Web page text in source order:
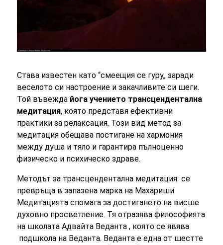
Става известен като “смеещия се гуру„ заради
веселото си настроение и закачливите си шеги.
Той въвежда йога учението трансцендентална
медитация, която представя ефективни
практики за релаксация. Този вид метод за
медитация обещава постигане на хармония
между душа и тяло и гарантира пълноценно
физическо и психическо здраве.
Методът за трансцендентална медитация се
превръща в запазена марка на Махариши.
Медитацията спомага за достигането на висше
духовно просветление. Тя отразява философията
на школатаАдвайта Веданта , която се явява
подшкола на Веданта. Веданта е една от шестте